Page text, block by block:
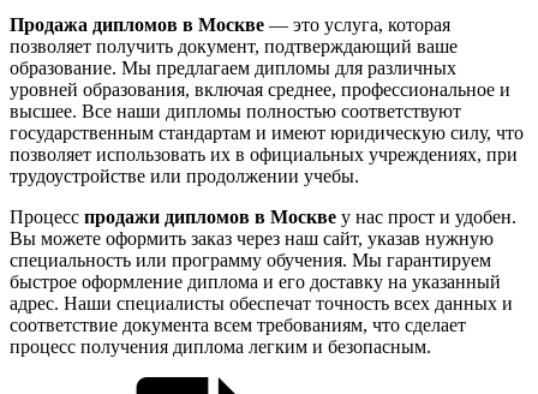
Продажа дипломов в Москве — это услуга, которая
позволяет получить документ, подтверждающий ваше
образование. Мы предлагаем дипломы для различных
уровней образования, включая среднее, профессиональное и
высшее. Все наши дипломы полностью соответствуют
государственным стандартам и имеют юридическую силу, что
позволяет использовать их в официальных учреждениях, при
трудоустройстве или продолжении учебы.
Процесс продажи дипломов в Москве у нас прост и удобен.
Вы можете оформить заказ через наш сайт, указав нужную
специальность или программу обучения. Мы гарантируем
быстрое оформление диплома и его доставку на указанный
адрес. Наши специалисты обеспечат точность всех данных и
соответствие документа всем требованиям, что сделает
процесс получения диплома легким и безопасным.